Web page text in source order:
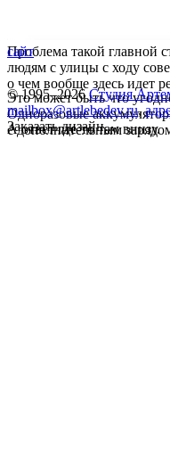
Проблема такой главной
людям с улицы с ходу
о чем вообще здесь идет
Это может быть что
Одноразовые
с дополнительным
А ответ где-то там внизу.
сайт
© 1995–2026 Студия
mailbox@artlebedev.ru,
Заказать дизайн...